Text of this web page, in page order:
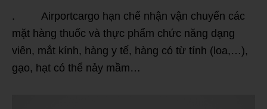
. Airportcargo hạn chế nhận vận chuyển các
mặt hàng thuốc và thực phẩm chức năng dạng
viên, mắt kính, hàng y tế, hàng có từ tính (loa,…),
gạo, hạt có thể nảy mầm…